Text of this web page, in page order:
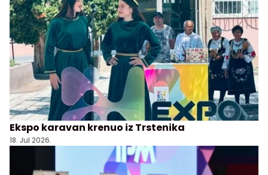
Ekspo karavan krenuo iz Trstenika
18. Jul 2026.